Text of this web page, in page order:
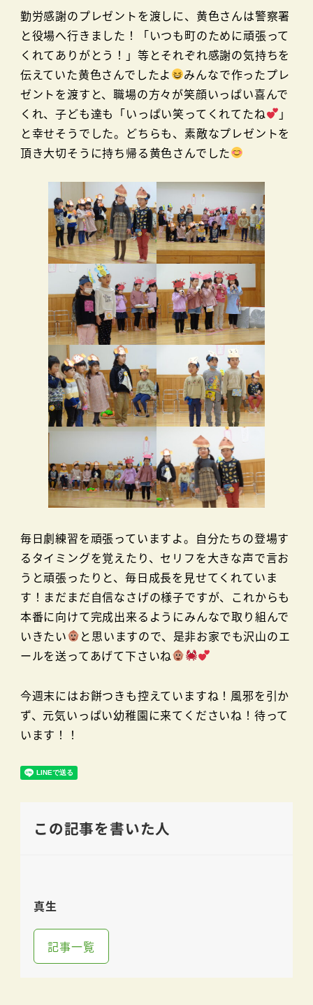
勤労感謝のプレゼントを渡しに、黄色さんは警察署
と役場へ行きました！「いつも町のために頑張って
くれてありがとう！」等とそれぞれ感謝の気持ちを
伝えていた黄色さんでしたよ
みんなで作ったプレ
ゼントを渡すと、職場の方々が笑顔いっぱい喜んで
くれ、子ども達も「いっぱい笑ってくれてたね
」
と幸せそうでした。どちらも、素敵なプレゼントを
頂き大切そうに持ち帰る黄色さんでした
毎日劇練習を頑張っていますよ。自分たちの登場す
るタイミングを覚えたり、セリフを大きな声で言お
うと頑張ったりと、毎日成長を見せてくれていま
す！まだまだ自信なさげの様子ですが、これからも
本番に向けて完成出来るようにみんなで取り組んで
いきたい
と思いますので、是非お家でも沢山のエ
ールを送ってあげて下さいね
今週末にはお餅つきも控えていますね！風邪を引か
ず、元気いっぱい幼稚園に来てくださいね！待って
います！！
この記事を書いた人
真生
記事一覧